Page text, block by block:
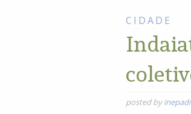
CIDADE
posted by